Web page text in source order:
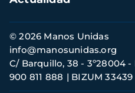
Información
de
contacto
© 2026 Manos Unidas
C/ Barquillo, 38 - 3º28004 -
900 811 888
BIZUM 33439
info@manosunidas.org